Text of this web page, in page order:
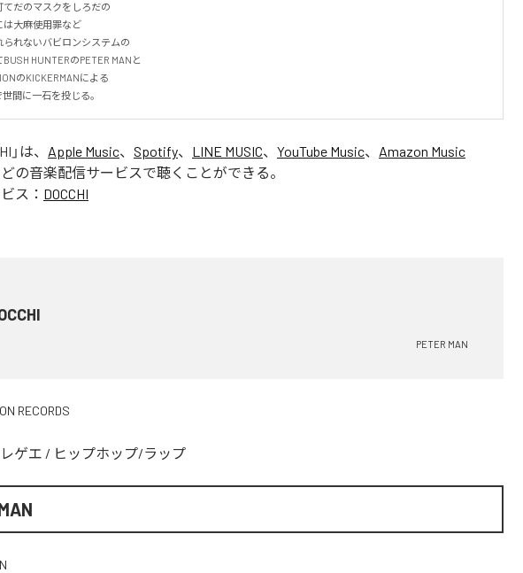
てだのマスクをしろだの
は大麻使用罪など
られないバビロンシステムの
HUNTERのPETER MANと
のKICKERMANによる
間に一石を投じる。
」は、 Apple Music、 Spotify、 LINE MUSIC、 YouTube Music、 Amazon Music
の音楽配信サービスで聴くことができる。
ス： DOCCHI
PETER MAN
RECORDS
レゲエ / ヒップホップ/ラップ